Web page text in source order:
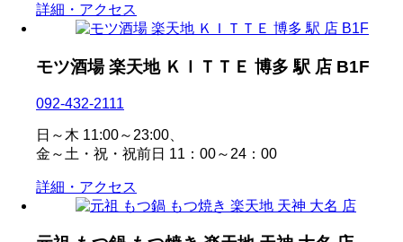
詳細・アクセス
モツ酒場 楽天地 ＫＩＴＴＥ 博多 駅 店 B1F
092-432-2111
日～木 11:00～23:00、
金～土・祝・祝前日 11：00～24：00
詳細・アクセス